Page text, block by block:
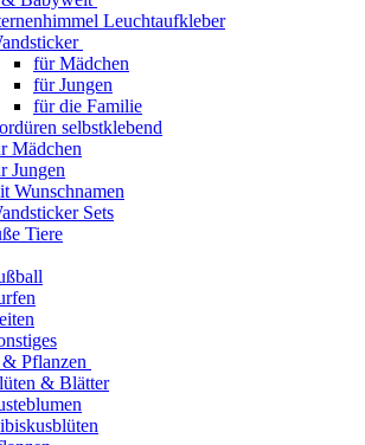
Leuchtaufkleber
für Mädchen
für Jungen
für die Familie
selbstklebend
Mädchen
Jungen
Wunschnamen
Sets
Tiere
Pflanzen
& Blätter